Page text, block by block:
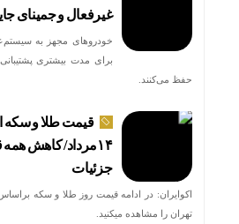
غیرفعال و جمینای
خودروهای مجهز به
برای مدت بیشتری
حفظ می‌کنند.
قیمت طلا و سکه
۱۴مرداد/ کاهش
جزئیات
اکوایران: در ادامه قیمت روز طلا و سکه براساس
تهران را مشاهده میکنید.